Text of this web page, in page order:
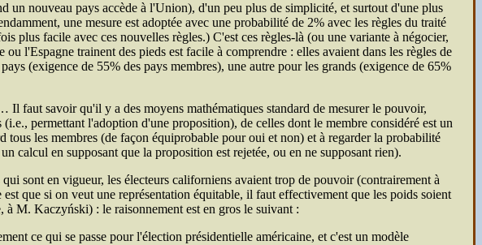
un nouveau pays accède à l'Union), d'un peu plus de simplicité, et surtout d'une plus
une mesure est adoptée avec une probabilité de 2% avec les règles du traité
plus facile avec ces nouvelles règles.) C'est ces règles-là (ou une variante à négocier,
l'Espagne trainent des pieds est facile à comprendre : elles avaient dans les règles de
(exigence de 55% des pays membres), une autre pour les grands (exigence de 65%
faut savoir qu'il y a des moyens mathématiques standard de mesurer le pouvoir,
permettant l'adoption d'une proposition), de celles dont le membre considéré est un
les membres (de façon équiprobable pour oui et non) et à regarder la probabilité
calcul en supposant que la proposition est rejetée, ou en ne supposant rien).
sont en vigueur, les électeurs californiens avaient trop de pouvoir (contrairement à
que si on veut une représentation équitable, il faut effectivement que les poids soient
M. Kaczyński) : le raisonnement est en gros le suivant :
ce qui se passe pour l'élection présidentielle américaine, et c'est un modèle